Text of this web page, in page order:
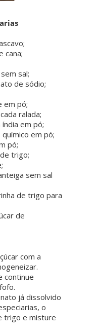
cana;
sal;
de sódio;
em pó;
ralada;
em pó;
em pó;
pó;
trigo;
sem sal
de trigo para
de
com a
continue
já dissolvido
o
trigo e misture